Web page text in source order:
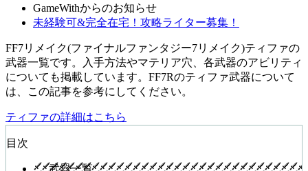
GameWithからのお知らせ
未経験可&完全在宅！攻略ライター募集！
FF7リメイク(ファイナルファンタジー7リメイク)ティファの
武器一覧です。入手方法やマテリア穴、各武器のアビリティ
についても掲載しています。FF7Rのティファ武器について
は、この記事を参考にしてください。
ティファの詳細はこちら
目次
武器一覧